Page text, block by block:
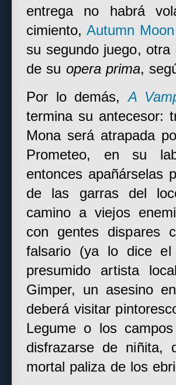
entrega no habrá
cimiento, Autumn Moon
su segundo juego,
de su opera prima,
Por lo demás,A
termina su antecesor:
Mona será atrapada
Prometeo, en su
entonces apañárselas
de las garras del
camino a viejos
con gentes dispares
falsario (ya lo dice el
presumido artista
Gimper, un asesino
deberá visitar
Legume o los
disfrazarse de
mortal paliza de los